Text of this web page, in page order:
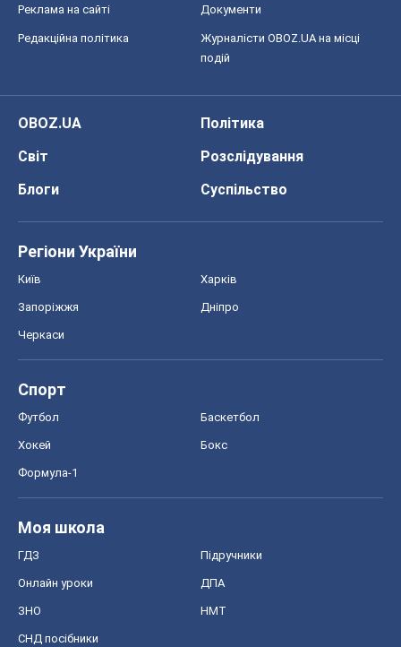
Реклама на сайті Документи
Редакційна політика
Журналісти OBOZ.UA на місці
подій
OBOZ.UA
Політика
Світ
Розслідування
Блоги
Суспільство
Регіони України
Київ Харків
Запоріжжя Дніпро
Черкаси
Спорт
Футбол Баскетбол
Хокей Бокс
Формула-1
Моя школа
ГДЗ Підручники
Онлайн уроки ДПА
ЗНО НМТ
СНД посібники